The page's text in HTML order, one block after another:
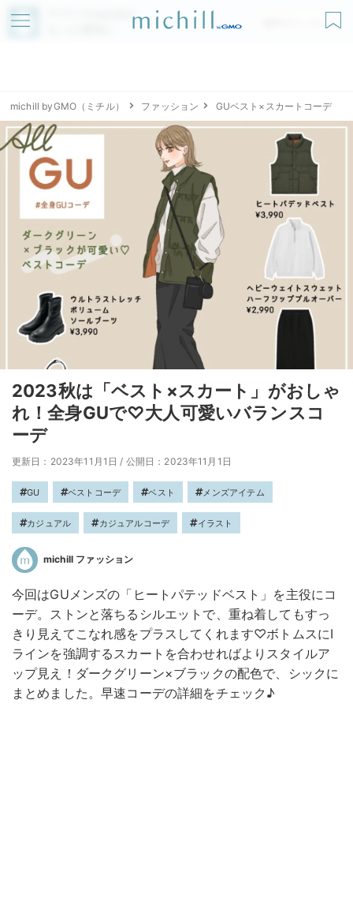
アプリでmichillが
無料ダウンロード
michill byGMO（ミチル） ファッション GUベスト×スカートコーデ
2023秋は「ベスト×スカート」がおしゃ
れ！全身GUで♡大人可愛いバランスコ
ーデ
更新日：2023年11月1日 / 公開日：2023年11月1日
GU ベストコーデ ベスト メンズアイテム
カジュアル カジュアルコーデ イラスト
michill ファッション
今回はGUメンズの「ヒートパテッドベスト」を主役にコ
ーデ。ストンと落ちるシルエットで、重ね着してもすっ
きり見えてこなれ感をプラスしてくれます♡ボトムスにI
ラインを強調するスカートを合わせればよりスタイルア
ップ見え！ダークグリーン×ブラックの配色で、シックに
まとめました。早速コーデの詳細をチェック♪